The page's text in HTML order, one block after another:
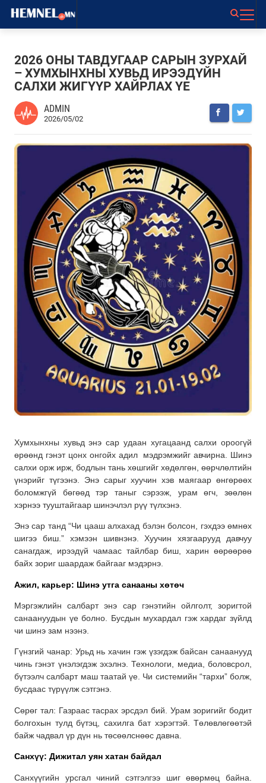
2026 ОНЫ ТАВДУГААР САРЫН ЗУРХАЙ
– ХУМХЫНХНЫ ХУВЬД ИРЭЭДҮЙН
САЛХИ ЖИГҮҮР ХАЙРЛАХ ҮЕ
ADMIN
2026/05/02
Хумхынхны хувьд энэ сар удаан хугацаанд салхи ороогүй
өрөөнд гэнэт цонх онгойх адил мэдрэмжийг авчирна. Шинэ
салхи орж ирж, бодлын тань хөшгийг хөдөлгөн, өөрчлөлтийн
үнэрийг түгээнэ. Энэ сарыг хуучин хэв маягаар өнгөрөөх
боломжгүй бөгөөд тэр таныг сэрээж, урам өгч, зөөлөн
хэрнээ тууштайгаар шинэчлэл рүү түлхэнэ.
Энэ сар танд “Чи цааш алхахад бэлэн болсон, гэхдээ өмнөх
шигээ биш.” хэмээн шивнэнэ. Хуучин хязгаарууд давчуу
санагдаж, ирээдүй чамаас тайлбар биш, харин өөрөөрөө
байх зориг шаардаж байгааг мэдэрнэ.
Ажил, карьер: Шинэ утга санааны хөтөч
Мэргэжлийн салбарт энэ сар гэнэтийн ойлголт, зоригтой
санаануудын үе болно. Бусдын мухардал гэж хардаг зүйлд
чи шинэ зам нээнэ.
Гүнзгий чанар: Урьд нь хачин гэж үзэгдэж байсан санаанууд
чинь гэнэт үнэлэгдэж эхэлнэ. Технологи, медиа, боловсрол,
бүтээлч салбарт маш таатай үе. Чи системийн “тархи” болж,
бусдаас түрүүлж сэтгэнэ.
Сөрөг тал: Газраас тасрах эрсдэл бий. Урам зоригийг бодит
болгохын тулд бүтэц, сахилга бат хэрэгтэй. Төлөвлөгөөтэй
байж чадвал үр дүн нь төсөөлснөөс давна.
Санхүү: Дижитал уян хатан байдал
Санхүүгийн урсгал чиний сэтгэлгээ шиг өвөрмөц байна.